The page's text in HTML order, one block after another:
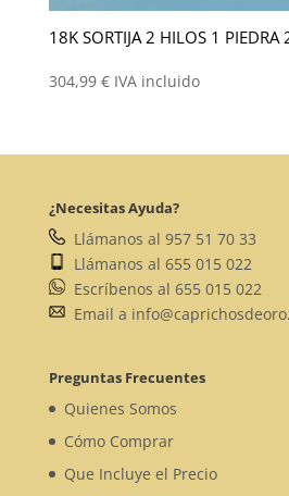
18K SORTIJA 2 HILOS 1 PIEDRA
304,99 € IVA incluido
¿Necesitas Ayuda?
Llámanos al 957 51 70 33
Llámanos al 655 015 022
Escríbenos al 655 015 022
Email a
Preguntas Frecuentes
Quienes Somos
Cómo Comprar
Que Incluye el Precio